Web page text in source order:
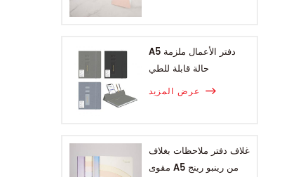
A5 دفتر الأعمال ملزمة
حالة قابلة للطي
عرض المزيد
غلاف دفتر ملاحظات بغلاف
مقوى A5 من رينبو رينج